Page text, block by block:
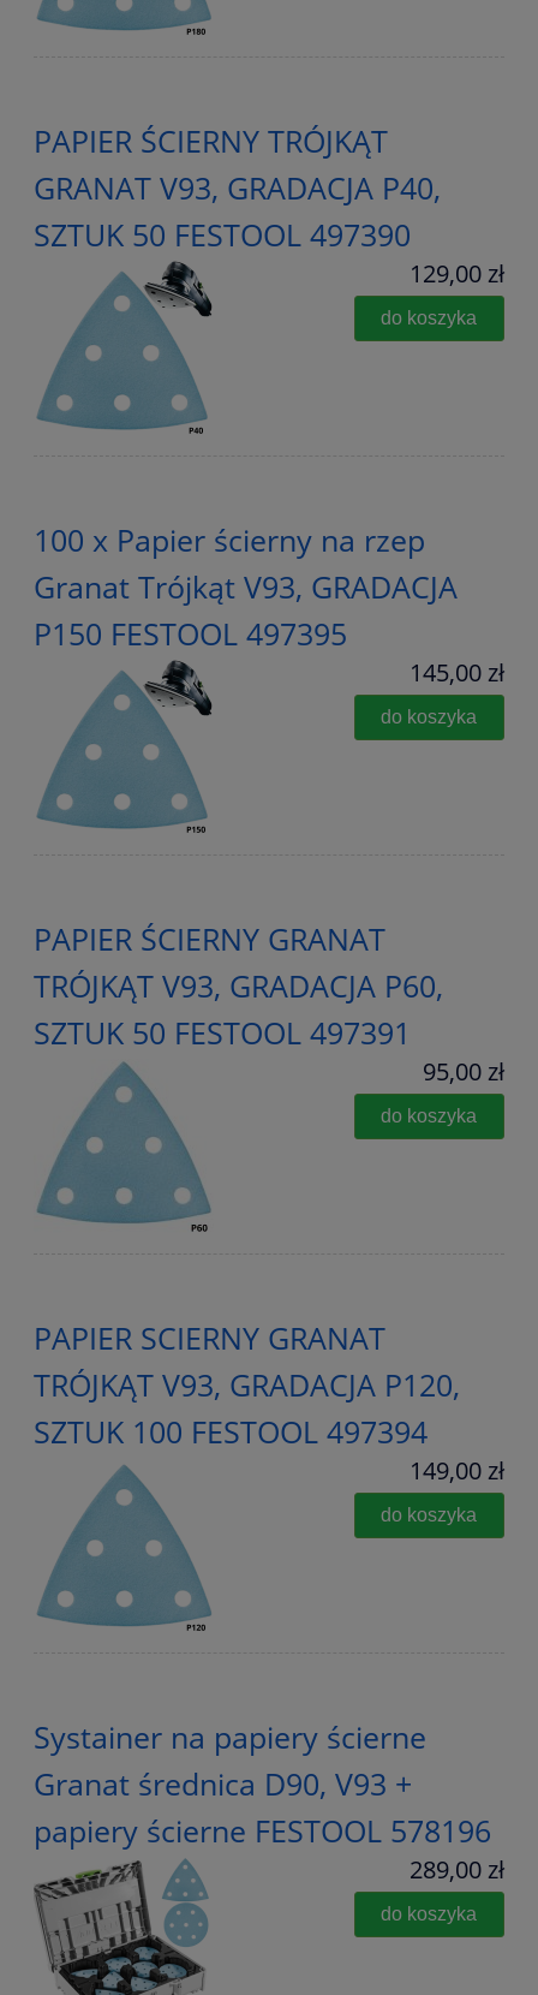
PAPIER ŚCIERNY TRÓJKĄT
GRANAT V93, GRADACJA P40,
SZTUK 50 FESTOOL 497390
129,00 zł
do koszyka
100 x Papier ścierny na rzep
Granat Trójkąt V93, GRADACJA
P150 FESTOOL 497395
145,00 zł
do koszyka
PAPIER ŚCIERNY GRANAT
TRÓJKĄT V93, GRADACJA P60,
SZTUK 50 FESTOOL 497391
95,00 zł
do koszyka
PAPIER SCIERNY GRANAT
TRÓJKĄT V93, GRADACJA P120,
SZTUK 100 FESTOOL 497394
149,00 zł
do koszyka
Systainer na papiery ścierne
Granat średnica D90, V93 +
papiery ścierne FESTOOL 578196
289,00 zł
do koszyka